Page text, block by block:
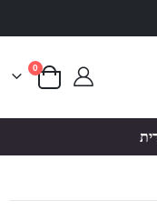
סל קניות
0פריטים